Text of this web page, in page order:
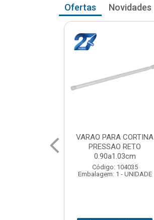
Ofertas Novidades
VARAO PARA CORTINA
PRESSAO RETO
1.05a1.18cm
Código: 104043
Embalagem: 1 - UNIDADE